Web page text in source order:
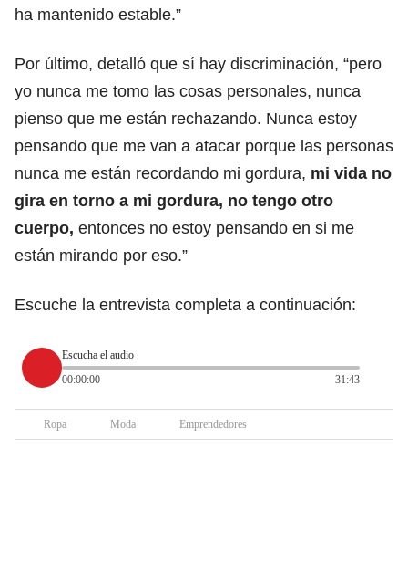
ha mantenido estable.”
Por último, detalló que sí hay discriminación, “pero
yo nunca me tomo las cosas personales, nunca
pienso que me están rechazando. Nunca estoy
pensando que me van a atacar porque las personas
nunca me están recordando mi gordura, mi vida no
gira en torno a mi gordura, no tengo otro
cuerpo, entonces no estoy pensando en si me
están mirando por eso.”
Escuche la entrevista completa a continuación:
Escucha el audio
00:00:00
31:43
Ropa Moda Emprendedores